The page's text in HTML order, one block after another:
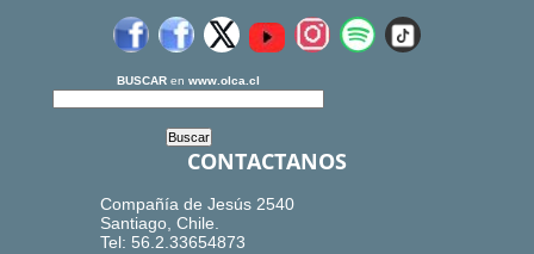
BUSCAR en www.olca.cl
CONTACTANOS
Compañía de Jesús 2540
Santiago, Chile.
Tel: 56.2.33654873